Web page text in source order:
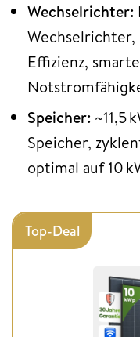
Wechselrichter:
Wechselrichter,
Effizienz,
Speicher: ~11,5
Speicher,
optimal auf 10
Top-Deal